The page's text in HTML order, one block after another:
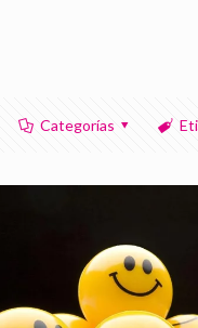
Categorías